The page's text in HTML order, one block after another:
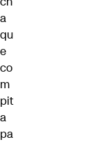
a
qu
e
co
m
pit
a
pa